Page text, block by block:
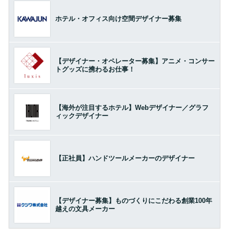
ホテル・オフィス向け空間デザイナー募集
【デザイナー・オペレーター募集】アニメ・コンサー
トグッズに携わるお仕事！
【海外が注目するホテル】Webデザイナー／グラフ
ィックデザイナー
【正社員】ハンドツールメーカーのデザイナー
【デザイナー募集】ものづくりにこだわる創業100年
越えの文具メーカー